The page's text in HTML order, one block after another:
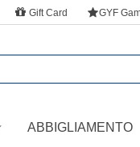
Gift Card GYF
ABBIGLIAMENTO